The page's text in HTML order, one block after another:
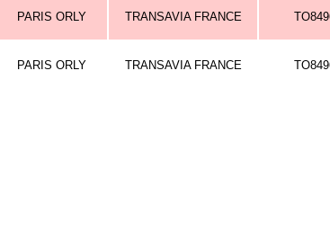
PARIS ORLY TRANSAVIA FRANCE
PARIS ORLY TRANSAVIA FRANCE